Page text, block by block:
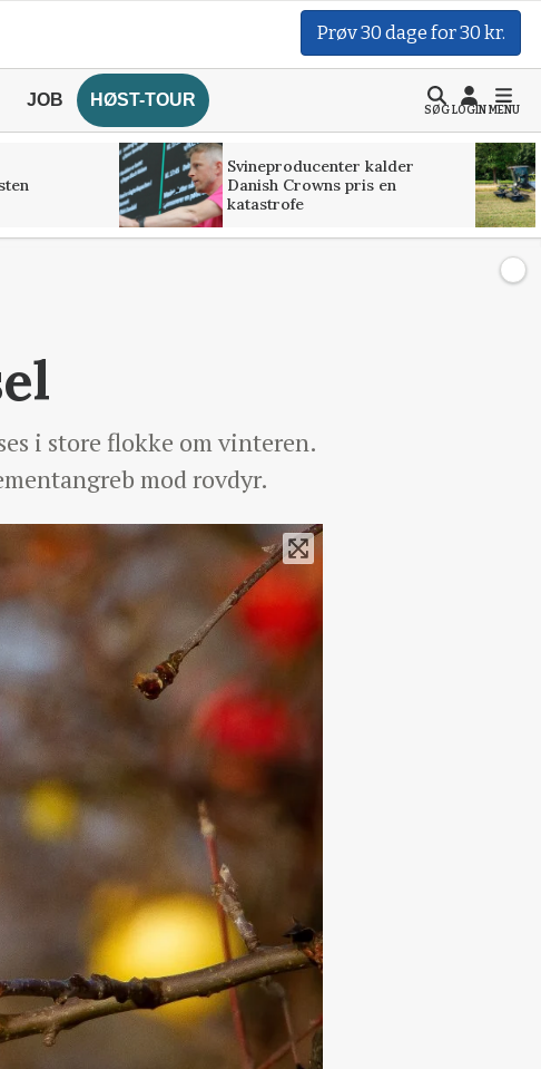
Prøv 30 dage for 30 kr.
JOB HØST-TOUR
SØGLOGINMENU
Svineproducenter kalder
Danish Crowns pris en
katastrofe
i store flokke om vinteren.
mod rovdyr.